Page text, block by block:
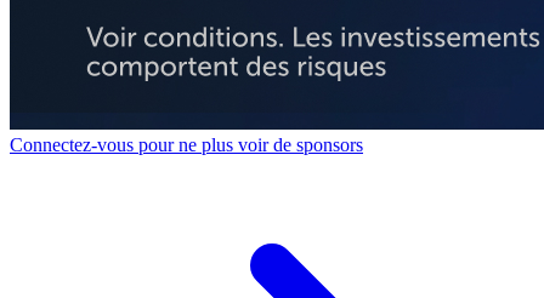
Connectez-vous pour ne plus voir de sponsors